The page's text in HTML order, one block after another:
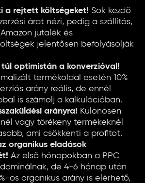
a rejtett költségeket! Sok kezdő
árat nézi, pedig a szállítás,
jutalék és
jelentősen befolyásolják
túl optimistán a konverzióval!
termékoldal esetén 10%
arány reális, de ennél
is számolj a kalkulációban.
arányra! Különösen
vagy törékeny termékeknél
ami csökkenti a profitot.
organikus eladások
Az első hónapokban a PPC
de 4-6 hónap után
os organikus arány is elérhető,